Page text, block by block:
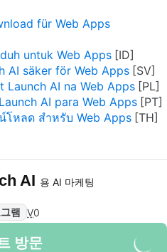
für Web Apps
untuk Web Apps
AI säker för Web Apps
AI na Web Apps
AI para Web Apps
โหลด สำหรับ Web Apps
AI 용 AI 마케팅
램 V0
방문